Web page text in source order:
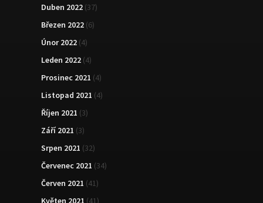
Duben 2022 (37)
Březen 2022 (6)
Únor 2022 (4)
Leden 2022 (4)
Prosinec 2021 (4)
Listopad 2021 (4)
Říjen 2021 (3)
Září 2021 (3)
Srpen 2021 (32)
Červenec 2021 (34)
Červen 2021 (41)
Květen 2021 (41)